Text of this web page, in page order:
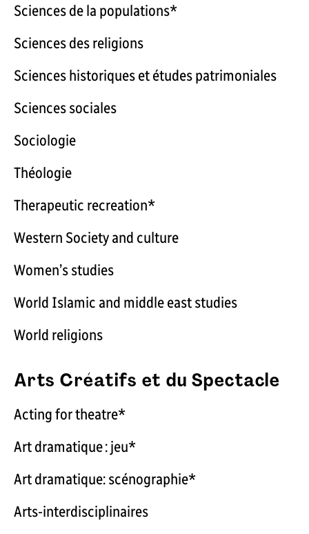
Sciences de la populations*
Sciences des religions
Sciences historiques et études patrimoniales
Sciences sociales
Sociologie
Théologie
Therapeutic recreation*
Western Society and culture
Women’s studies
World Islamic and middle east studies
World religions
Arts Créatifs et du Spectacle
Acting for theatre*
Art dramatique : jeu*
Art dramatique: scénographie*
Arts-interdisciplinaires